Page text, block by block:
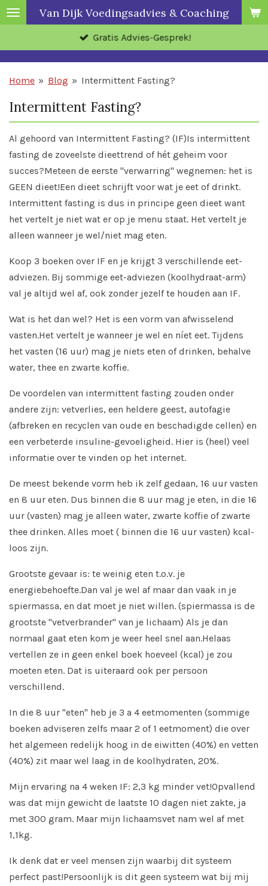
Ga
de
hoofdinhoud
Van Dijk Voedingsadvies & Coaching
Gratis Advies-Gesprek!
Home » Blog » Intermittent Fasting?
Intermittent Fasting?
Al gehoord van Intermittent Fasting? (IF)Is intermittent
fasting de zoveelste dieettrend of hét geheim voor
succes?Meteen de eerste "verwarring" wegnemen: het is
GEEN dieet!Een dieet schrijft voor wat je eet of drinkt.
Intermittent fasting is dus in principe geen dieet want
het vertelt je niet wat er op je menu staat. Het vertelt je
alleen wanneer je wel/niet mag eten.
Koop 3 boeken over IF en je krijgt 3 verschillende eet-
adviezen. Bij sommige eet-adviezen (koolhydraat-arm)
val je altijd wel af, ook zonder jezelf te houden aan IF.
Wat is het dan wel? Het is een vorm van afwisselend
vasten.Het vertelt je wanneer je wel en níet eet. Tijdens
het vasten (16 uur) mag je niets eten of drinken, behalve
water, thee en zwarte koffie.
De voordelen van intermittent fasting zouden onder
andere zijn: vetverlies, een heldere geest, autofagie
(afbreken en recyclen van oude en beschadigde cellen) en
een verbeterde insuline-gevoeligheid. Hier is (heel) veel
informatie over te vinden op het internet.
De meest bekende vorm heb ik zelf gedaan, 16 uur vasten
en 8 uur eten. Dus binnen die 8 uur mag je eten, in die 16
uur (vasten) mag je alleen water, zwarte koffie of zwarte
thee drinken. Alles moet ( binnen die 16 uur vasten) kcal-
loos zijn.
Grootste gevaar is: te weinig eten t.o.v. je
energiebehoefte.Dan val je wel af maar dan vaak in je
spiermassa, en dat moet je niet willen. (spiermassa is de
grootste "vetverbrander" van je lichaam) Als je dan
normaal gaat eten kom je weer heel snel aan.Helaas
vertellen ze in geen enkel boek hoeveel (kcal) je zou
moeten eten. Dat is uiteraard ook per persoon
verschillend.
In die 8 uur "eten" heb je 3 a 4 eetmomenten (sommige
boeken adviseren zelfs maar 2 of 1 eetmoment) die over
het algemeen redelijk hoog in de eiwitten (40%) en vetten
(40%) zit maar wel laag in de koolhydraten, 20%.
Mijn ervaring na 4 weken IF: 2,3 kg minder vet!Opvallend
was dat mijn gewicht de laatste 10 dagen niet zakte, ja
met 300 gram. Maar mijn lichaamsvet nam wel af met
1,1kg.
Ik denk dat er veel mensen zijn waarbij dit systeem
perfect past!Persoonlijk is dit geen systeem wat bij mij